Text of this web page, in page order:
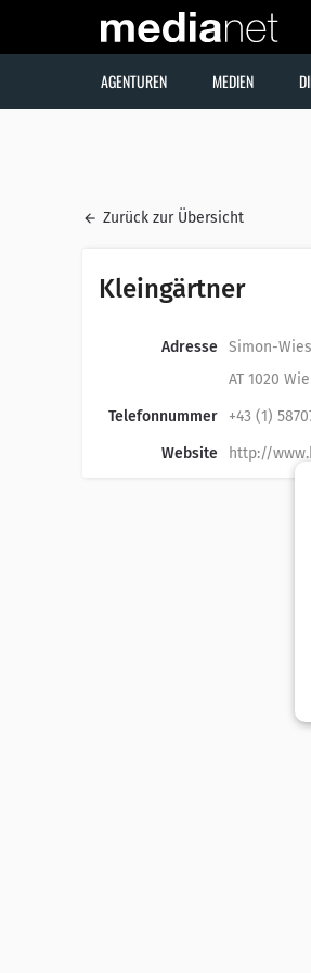
AGENTUREN MEDIEN
Zurück zur Übersicht
Kleingärtner
Adresse Simon-
AT 1020
Telefonnummer
+43 (1)
Website
http://